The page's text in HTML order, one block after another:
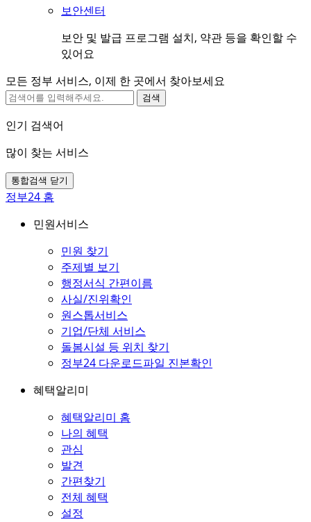
보안센터
보안 및 발급 프로그램 설치, 약관 등을 확인할 수
있어요
모든 정부 서비스, 이제 한 곳에서 찾아보세요
검색
인기 검색어
많이 찾는 서비스
통합검색 닫기
정부24 홈
민원서비스
민원 찾기
주제별 보기
행정서식 간편이름
사실/진위확인
원스톱서비스
기업/단체 서비스
돌봄시설 등 위치 찾기
정부24 다운로드파일 진본확인
혜택알리미
혜택알리미 홈
나의 혜택
관심
발견
간편찾기
전체 혜택
설정